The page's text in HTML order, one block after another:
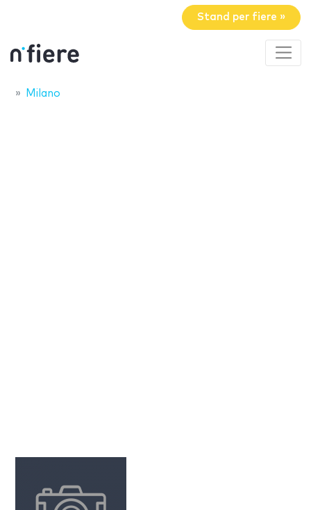
Stand per fiere »
Milano